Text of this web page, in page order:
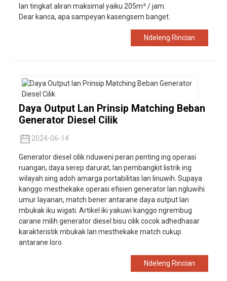
lan tingkat aliran maksimal yaiku 205m³ / jam.
Dear kanca, apa sampeyan kasengsem banget.
Ndeleng Rincian
Daya Output Lan Prinsip Matching Beban
Generator Diesel Cilik
2024-06-14
Generator diesel cilik nduweni peran penting ing operasi
ruangan, daya serep darurat, lan pembangkit listrik ing
wilayah sing adoh amarga portabilitas lan linuwih. Supaya
kanggo mesthekake operasi efisien generator lan ngluwihi
umur layanan, match bener antarane daya output lan
mbukak iku wigati. Artikel iki yakuwi kanggo ngrembug
carane milih generator diesel bisu cilik cocok adhedhasar
karakteristik mbukak lan mesthekake match cukup
antarane loro.
Ndeleng Rincian